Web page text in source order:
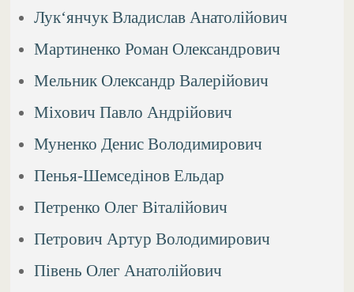
Лук‘янчук Владислав Анатолійович
Мартиненко Роман Олександрович
Мельник Олександр Валерійович
Міхович Павло Андрійович
Муненко Денис Володимирович
Пенья-Шемседінов Ельдар
Петренко Олег Віталійович
Петрович Артур Володимирович
Півень Олег Анатолійович